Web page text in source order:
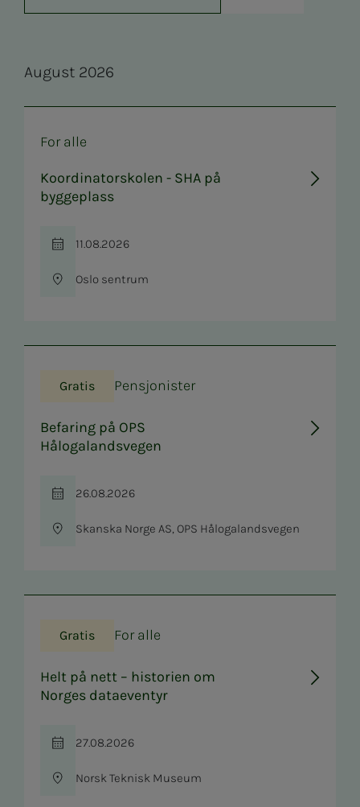
Au­­­gust 2026
For alle
Koordinatorskolen - SHA på
byggeplass
Tid
11.08.2026
Sted
Oslo sentrum
Gratis Pensjonister
Befaring på OPS
Hålogalandsvegen
Tid
26.08.2026
Sted
Skanska Norge AS, OPS Hålogalandsvegen
Gratis For alle
Helt på nett – historien om
Norges dataeventyr
Tid
27.08.2026
Sted
Norsk Teknisk Museum